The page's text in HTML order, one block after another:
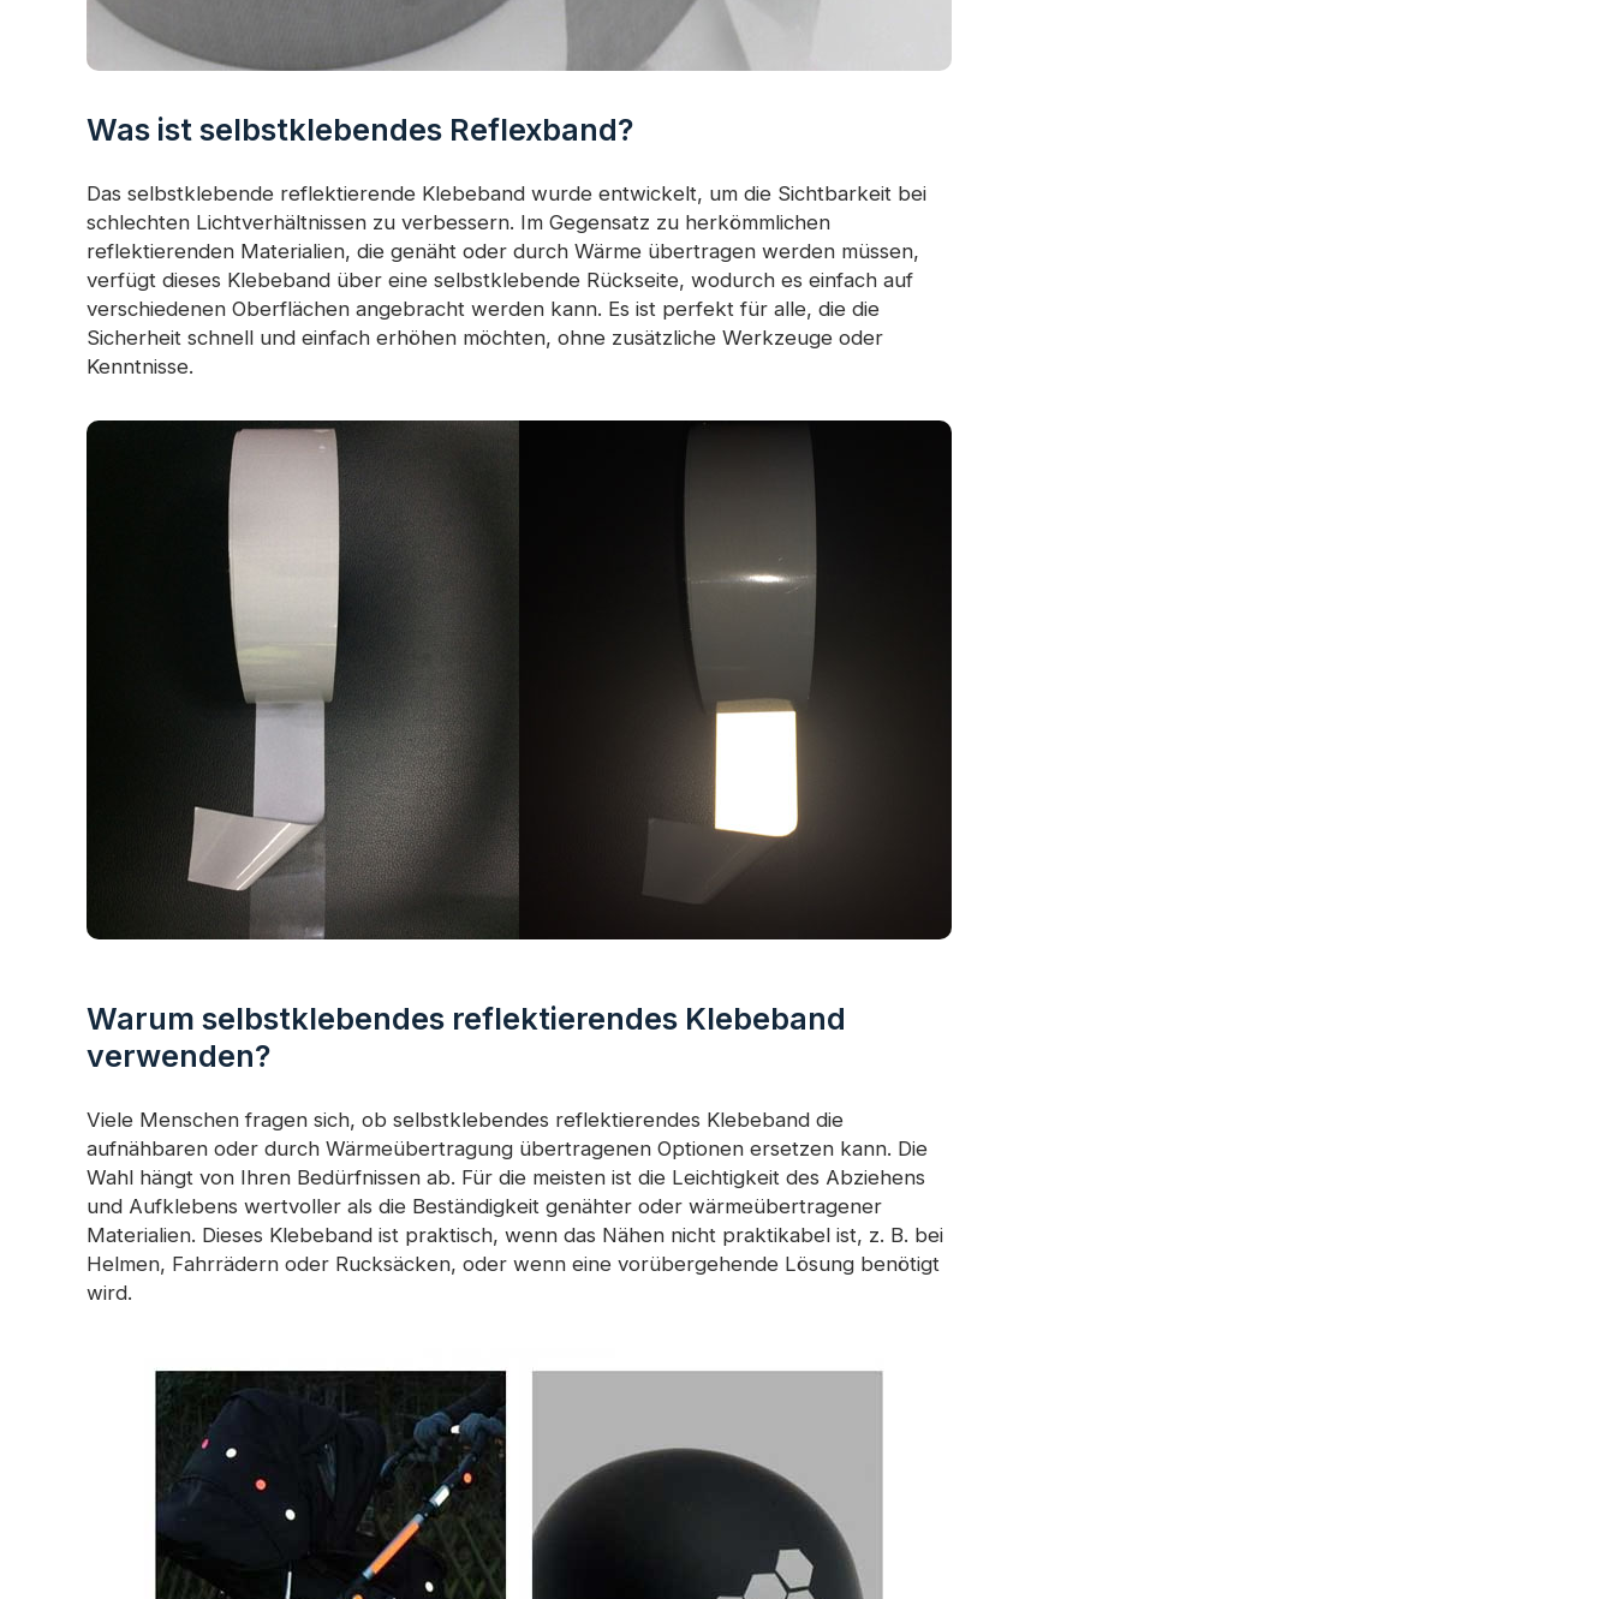
Was ist selbstklebendes Reflexband?
Das selbstklebende reflektierende Klebeband wurde entwickelt, um die Sichtbarkeit bei
schlechten Lichtverhältnissen zu verbessern. Im Gegensatz zu herkömmlichen
reflektierenden Materialien, die genäht oder durch Wärme übertragen werden müssen,
verfügt dieses Klebeband über eine selbstklebende Rückseite, wodurch es einfach auf
verschiedenen Oberflächen angebracht werden kann. Es ist perfekt für alle, die die
Sicherheit schnell und einfach erhöhen möchten, ohne zusätzliche Werkzeuge oder
Kenntnisse.
Warum selbstklebendes reflektierendes Klebeband
verwenden?
Viele Menschen fragen sich, ob selbstklebendes reflektierendes Klebeband die
aufnähbaren oder durch Wärmeübertragung übertragenen Optionen ersetzen kann. Die
Wahl hängt von Ihren Bedürfnissen ab. Für die meisten ist die Leichtigkeit des Abziehens
und Aufklebens wertvoller als die Beständigkeit genähter oder wärmeübertragener
Materialien. Dieses Klebeband ist praktisch, wenn das Nähen nicht praktikabel ist, z. B. bei
Helmen, Fahrrädern oder Rucksäcken, oder wenn eine vorübergehende Lösung benötigt
wird.